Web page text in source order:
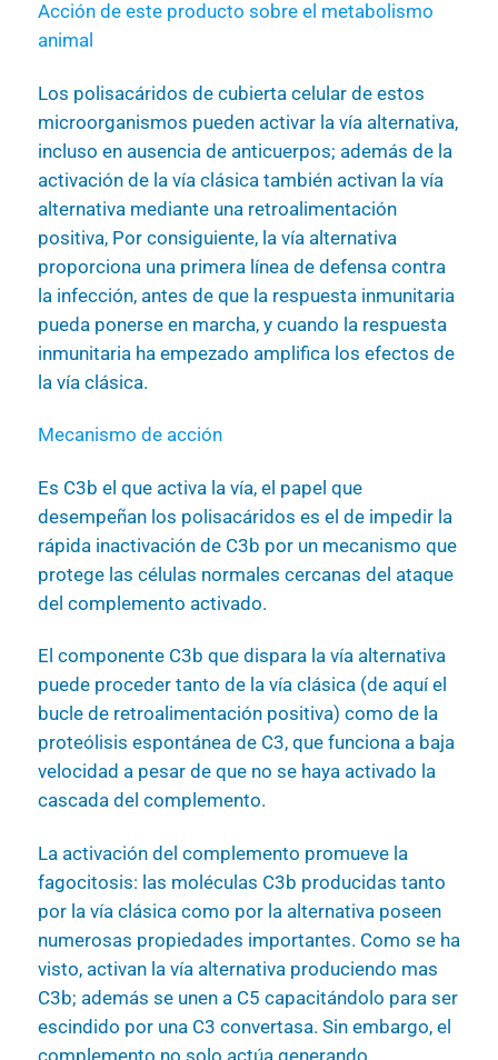
Acción de este producto sobre el metabolismo
animal
Los polisacáridos de cubierta celular de estos
microorganismos pueden activar la vía alternativa,
incluso en ausencia de anticuerpos; además de la
activación de la vía clásica también activan la vía
alternativa mediante una retroalimentación
positiva, Por consiguiente, la vía alternativa
proporciona una primera línea de defensa contra
la infección, antes de que la respuesta inmunitaria
pueda ponerse en marcha, y cuando la respuesta
inmunitaria ha empezado amplifica los efectos de
la vía clásica.
Mecanismo de acción
Es C3b el que activa la vía, el papel que
desempeñan los polisacáridos es el de impedir la
rápida inactivación de C3b por un mecanismo que
protege las células normales cercanas del ataque
del complemento activado.
El componente C3b que dispara la vía alternativa
puede proceder tanto de la vía clásica (de aquí el
bucle de retroalimentación positiva) como de la
proteólisis espontánea de C3, que funciona a baja
velocidad a pesar de que no se haya activado la
cascada del complemento.
La activación del complemento promueve la
fagocitosis: las moléculas C3b producidas tanto
por la vía clásica como por la alternativa poseen
numerosas propiedades importantes. Como se ha
visto, activan la vía alternativa produciendo mas
C3b; además se unen a C5 capacitándolo para ser
escindido por una C3 convertasa. Sin embargo, el
complemento no solo actúa generando